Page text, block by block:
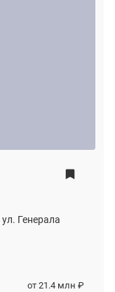
ул. Генерала
от 21.4 млн ₽